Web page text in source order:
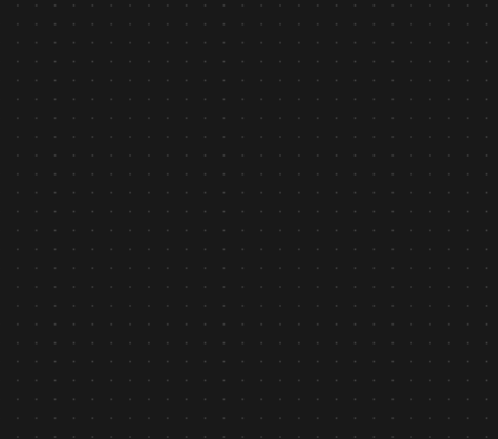
THƯ CHÚC TẾT 2026 TỪ CEO ASILLA VIỆT NAM
Tìm hiểu